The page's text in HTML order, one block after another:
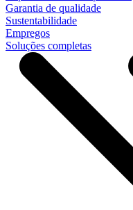
Garantia de qualidade
Sustentabilidade
Empregos
Soluções completas